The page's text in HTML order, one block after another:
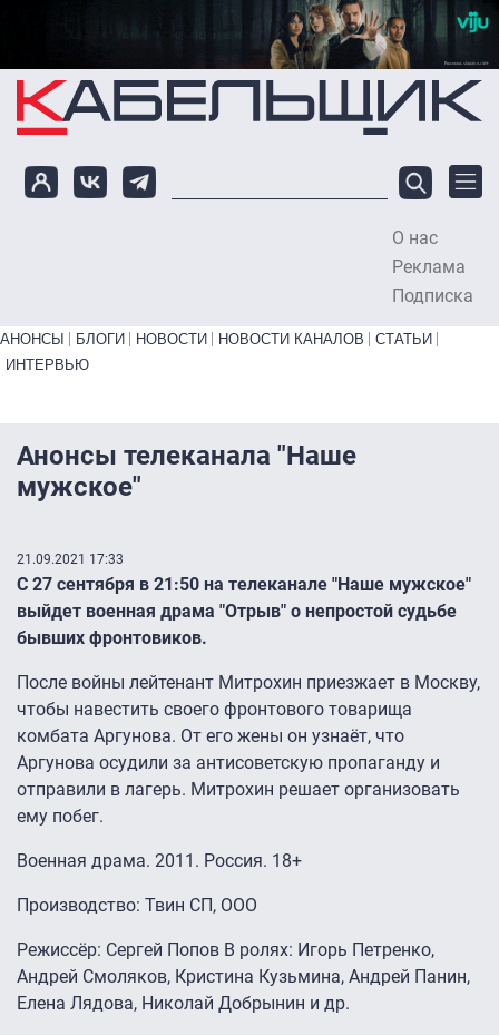
Перейти к основному содержанию
О нас
Реклама
Подписка
Primary links bottom
АНОНСЫ БЛОГИ НОВОСТИ НОВОСТИ КАНАЛОВ
СТАТЬИ
ИНТЕРВЬЮ
Анонсы телеканала "Наше
мужское"
21.09.2021 17:33
С 27 сентября в 21:50 на телеканале "Наше мужское"
выйдет военная драма "Отрыв" о непростой судьбе
бывших фронтовиков.
После войны лейтенант Митрохин приезжает в Москву,
чтобы навестить своего фронтового товарища
комбата Аргунова. От его жены он узнаёт, что
Аргунова осудили за антисоветскую пропаганду и
отправили в лагерь. Митрохин решает организовать
ему побег.
Военная драма. 2011. Россия. 18+
Производство: Твин СП, ООО
Режиссёр: Сергей Попов В ролях: Игорь Петренко,
Андрей Смоляков, Кристина Кузьмина, Андрей Панин,
Елена Лядова, Николай Добрынин и др.